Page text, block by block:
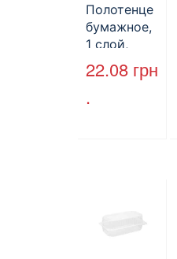
Полотенце
бумажное,
1 слой,
макулатура
, VV тип
22.08 грн
.